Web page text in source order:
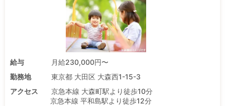
給与
月給230,000円〜
勤務地
東京都 大田区 大森西1-15-3
アクセス
京急本線 大森町駅より徒歩10分
京急本線 平和島駅より徒歩12分